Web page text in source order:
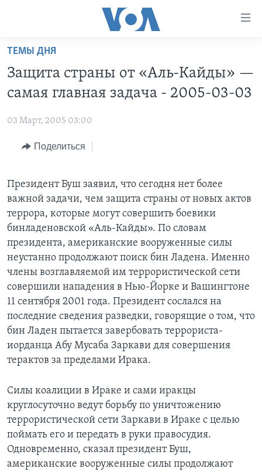
Перейти
основной
контент
навигации
поиск
ПРОГРАММЫ
НОВОСТИ ЗА МИНУТУ
ИТОГИ
ДИСКУССИЯ VOA
ДЕТАЛИ
НЬЮ-ЙОРК NEW YORK
АМЕРИКА. БОЛЬШОЕ ПУТЕШЕСТВИЕ
УЧИМ АНГЛИЙСКИЙ
НАША АМЕРИКАНСКАЯ ИСТОРИЯ
АРТЕФАКТЫ
АМЕРИКАНСКИЕ ГОРОДКИ
ТЕСТЫ
ЭКСПЕРТИЗА
ИНТЕРВЬЮ
ЗА СВОБОДУ ПРЕССЫ
УЧИМ АНГЛИЙСКИЙ
ВИДЕО
ПОДПИСКА НА НОВОСТИ
Learning English
СОЦИАЛЬНЫЕ СЕТИ
ТЕМЫ ДНЯ
Защита страны от «Аль-Кайды» —
самая главная задача - 2005-03-03
03 Март, 2005 03:00
Поделиться
Президент Буш заявил, что сегодня нет более
важной задачи, чем защита страны от новых актов
террора, которые могут совершить боевики
бинладеновской «Аль-Кайды». По словам
президента, американские вооруженные силы
неустанно продолжают поиск бин Ладена. Именно
члены возглавляемой им террористической сети
совершили нападения в Нью-Йорке и Вашингтоне
11 сентября 2001 года. Президент сослался на
последние сведения разведки, говорящие о том, что
бин Ладен пытается завербовать террориста-
иорданца Абу Мусаба Заркави для совершения
терактов за пределами Ирака.
Силы коалиции в Ираке и сами иракцы
круглосуточно ведут борьбу по уничтожению
террористической сети Заркави в Ираке с целью
поймать его и передать в руки правосудия.
Одновременно, сказал президент Буш,
американские вооруженные силы продолжают